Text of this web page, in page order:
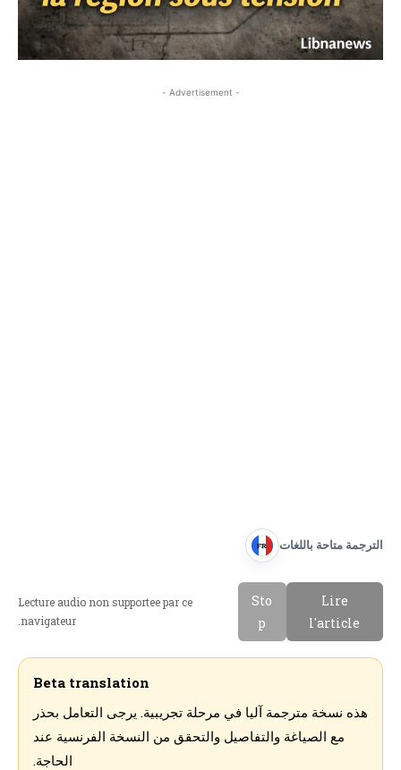
- Advertisement -
الترجمة متاحة باللغات FR
F
r
a
n
i
Lire
l'article
Sto
p
Lecture audio non supportee par ce
navigateur.
Beta translation
هذه نسخة مترجمة آليا في مرحلة تجريبية. يرجى التعامل بحذر
مع الصياغة والتفاصيل والتحقق من النسخة الفرنسية عند
الحاجة.